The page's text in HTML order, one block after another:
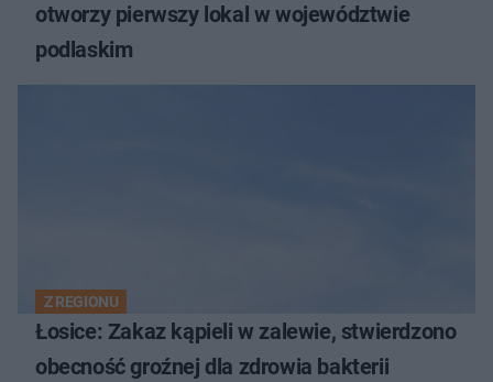
otworzy pierwszy lokal w województwie
podlaskim
Z REGIONU
Łosice: Zakaz kąpieli w zalewie, stwierdzono
obecność groźnej dla zdrowia bakterii